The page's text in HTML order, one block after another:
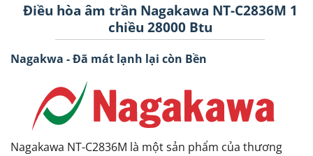
Điều hòa âm trần Nagakawa NT-C2836M 1
chiều 28000 Btu
Nagakwa - Đã mát lạnh lại còn Bền
Nagakawa NT-C2836M là một sản phẩm của thương